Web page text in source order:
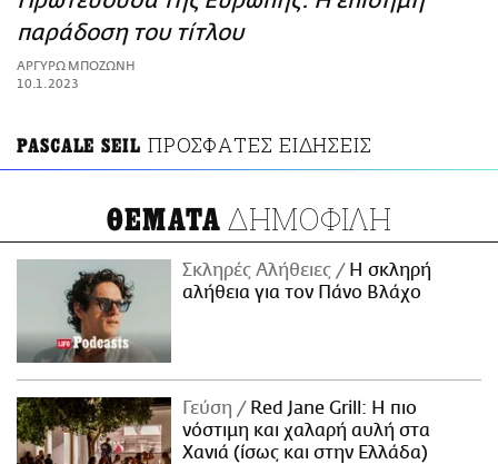
ΑΜΠΑ
PRINT
παράδοση του τίτλου
ΑΡΓΥΡΩ ΜΠΟΖΩΝΗ
10.1.2023
PASCALE SEIL ΠΡΟΣΦΑΤΕΣ ΕΙΔΗΣΕΙΣ
ΘΕΜΑΤΑ ΔΗΜΟΦΙΛΗ
Σκληρές Αλήθειες
H σκληρή
αλήθεια για τον Πάνο Βλάχο
Γεύση
Red Jane Grill: Η πιο
νόστιμη και χαλαρή αυλή στα
Χανιά (ίσως και στην Ελλάδα)